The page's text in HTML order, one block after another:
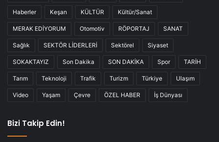
Haberler Keşan KÜLTÜR Kültür/Sanat
MERAK EDİYORUM Otomotiv RÖPORTAJ SANAT
Sağlık SEKTÖR LİDERLERİ Sektörel Siyaset
SOKAKTAYIZ Son Dakika SON DAKİKA Spor TARİH
Tarım Teknoloji Trafik Turizm Türkiye Ulaşım
Video Yaşam Çevre ÖZEL HABER İş Dünyası
Bizi Takip Edin!